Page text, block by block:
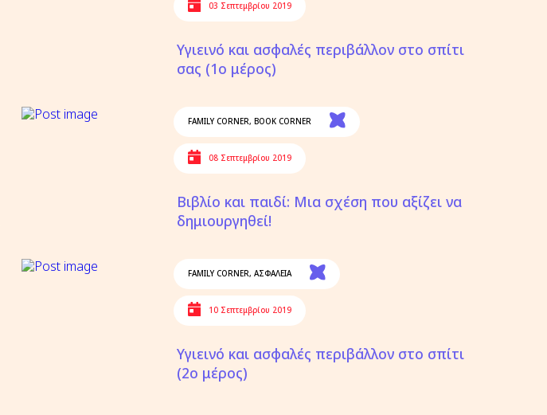
03 Σεπτεμβρίου 2019
Υγιεινό και ασφαλές περιβάλλον στο σπίτι
σας (1ο μέρος)
FAMILY CORNER, BOOK CORNER
08 Σεπτεμβρίου 2019
Βιβλίο και παιδί: Μια σχέση που αξίζει να
δημιουργηθεί!
FAMILY CORNER, ΑΣΦΑΛΕΙΑ
10 Σεπτεμβρίου 2019
Υγιεινό και ασφαλές περιβάλλον στο σπίτι
(2ο μέρος)